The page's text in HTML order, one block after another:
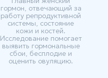
гормон, отвечающий за
работу репродуктивной
системы, состояние
кожи и костей.
Исследование помогает
выявить гормональные
сбои, бесплодие и
оценить овуляцию.